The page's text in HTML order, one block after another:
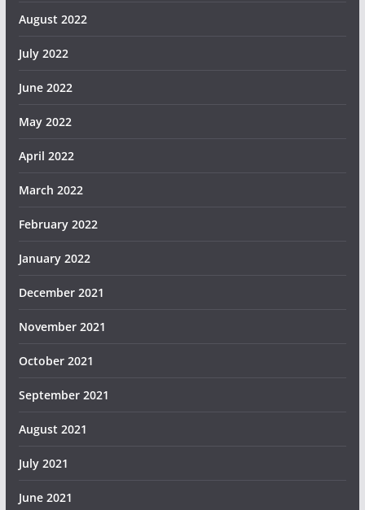
August 2022
July 2022
June 2022
May 2022
April 2022
March 2022
February 2022
January 2022
December 2021
November 2021
October 2021
September 2021
August 2021
July 2021
June 2021